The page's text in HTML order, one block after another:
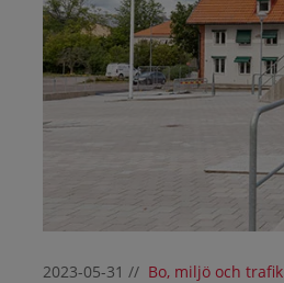
2023-05-31 // Bo, miljö och trafik